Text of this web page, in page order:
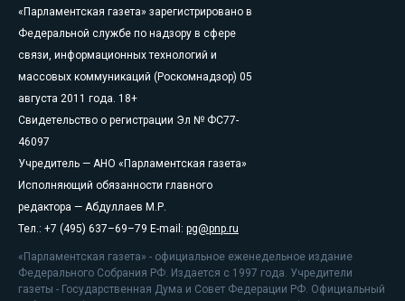
«Парламентская газета» зарегистрировано в
Федеральной службе по надзору в сфере
связи, информационных технологий и
массовых коммуникаций (Роскомнадзор) 05
августа 2011 года. 18+
Свидетельство о регистрации Эл № ФС77-
46097
Учредитель — АНО «Парламентская газета»
Исполняющий обязанности главного
редактора — Абдуллаев М.Р.
Тел.: +7 (495) 637–69–79 E-mail: pg@pnp.ru
«Парламентская газета» - официальное еженедельное издание
Федерального Собрания РФ. Издается с 1997 года. Учредители
газеты - Государственная Дума и Совет Федерации РФ. Официальный